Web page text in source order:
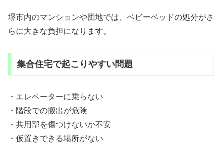
堺市内のマンションや団地では、ベビーベッドの処分がさ
らに大きな負担になります。
集合住宅で起こりやすい問題
・エレベーターに乗らない
・階段での搬出が危険
・共用部を傷つけないか不安
・仮置きできる場所がない